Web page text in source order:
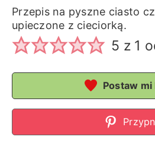
Przepis na pyszne ciasto
upieczone z cieciorką.
5 z 1
Postaw mi